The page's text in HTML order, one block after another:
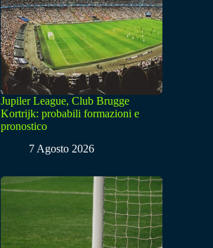
Jupiler League, Club Brugge
Kortrijk: probabili formazioni e
pronostico
7 Agosto 2026